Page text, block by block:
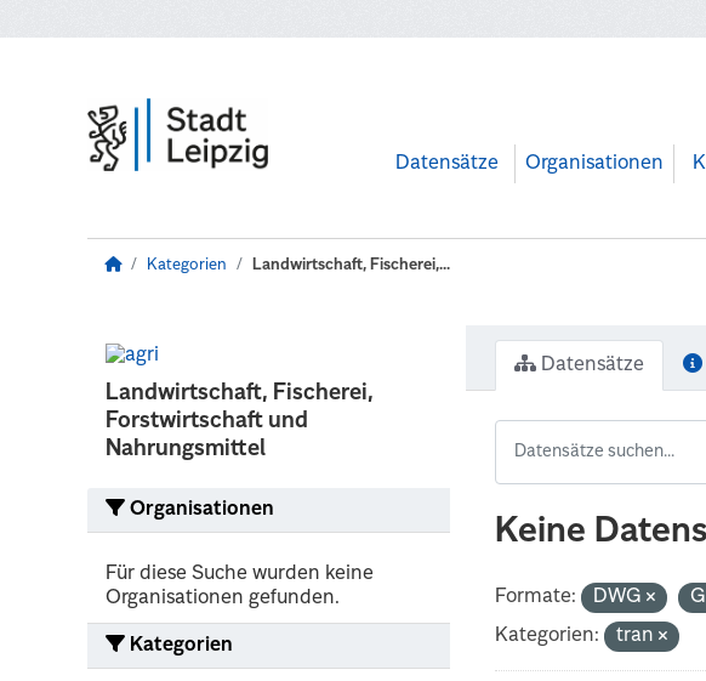
Datensätze Organisationen
Kategorien Landwirtschaft, Fischerei,...
Landwirtschaft, Fischerei,
Forstwirtschaft und
Nahrungsmittel
Organisationen
Für diese Suche wurden keine
Organisationen gefunden.
Kategorien
Datensätze
Keine
Formate: DWG
Kategorien:
tran